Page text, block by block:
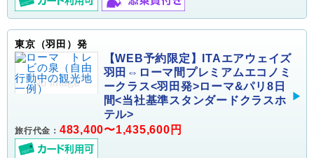
東京（羽田）発
【WEB予約限定】ITAエアウェイズ
羽田⇔ローマ間プレミアムエコノミ
ークラス<羽田発>ローマ&パリ8日
間<当社基準スタンダードクラスホ
テル>
旅行代金： 483,400〜1,435,600円